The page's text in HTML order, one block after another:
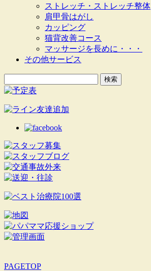
ストレッチ・ストレッチ整体
肩甲骨はがし
カッピング
猫背改善コース
マッサージを長めに・・・
その他サービス
索:
PAGETOP